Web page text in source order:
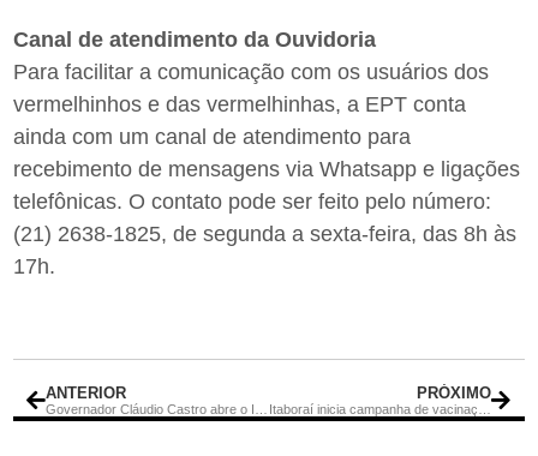
Canal de atendimento da Ouvidoria
Para facilitar a comunicação com os usuários dos
vermelhinhos e das vermelhinhas, a EPT conta
ainda com um canal de atendimento para
recebimento de mensagens via Whatsapp e ligações
telefônicas. O contato pode ser feito pelo número:
(21) 2638-1825, de segunda a sexta-feira, das 8h às
17h.
ANTERIOR
Governador Cláudio Castro abre o I Fórum Permanente dos Conselhos Comunitários de Segurança e lança novo aplicativo 190RJ
PRÓXIMO
Itaboraí inicia campanha de vacinação antirrábica para cães e gatos a partir de 04/09